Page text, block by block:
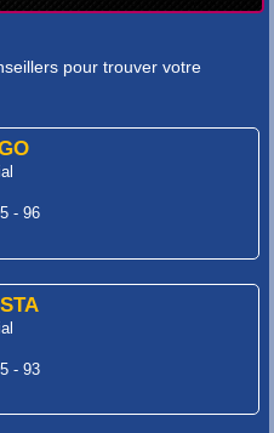
pour trouver votre
- 96
- 93